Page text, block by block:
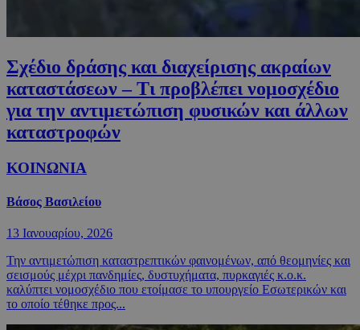
Σχέδιο δράσης και διαχείρισης ακραίων
καταστάσεων – Τι προβλέπει νομοσχέδιο
για την αντιμετώπιση φυσικών και άλλων
καταστροφών
ΚΟΙΝΩΝΙΑ
Βάσος Βασιλείου
13 Ιανουαρίου, 2026
Την αντιμετώπιση καταστρεπτικών φαινομένων, από θεομηνίες και
σεισμούς μέχρι πανδημίες, δυστυχήματα, πυρκαγιές κ.ο.κ.
καλύπτει νομοσχέδιο που ετοίμασε το υπουργείο Εσωτερικών και
το οποίο τέθηκε προς...